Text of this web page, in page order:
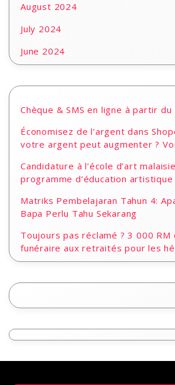
August 2024
July 2024
June 2024
Chèque & SMS en ligne à partir du
Économisez de l’argent dans
votre argent peut augmenter ?
Candidature à l’école d’art
programme d’éducation
Matriks Pembelajaran Tahun 4:
Bapa Perlu Tahu Sekarang
Toujours pas réclamé ? 3 000 RM
funéraire aux retraités pour les